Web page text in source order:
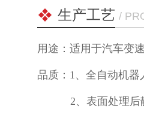
生产工艺 /
用途：适用于汽车变速
品质：1、全自动
2、表面处理后静电